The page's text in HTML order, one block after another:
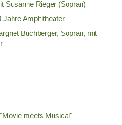
Susanne Rieger (Sopran)
Jahre Amphitheater
Buchberger, Sopran, mit
meets Musical"